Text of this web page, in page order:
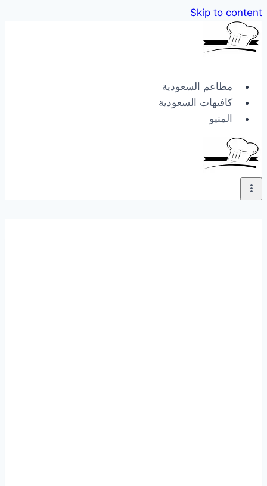
Skip to content
مطاعم السعودية
كافيهات السعودية
المنيو